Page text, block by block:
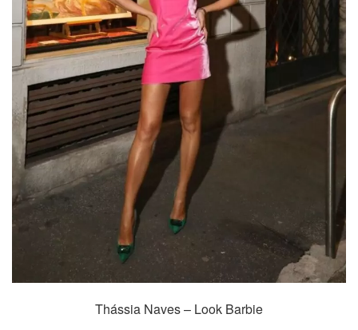
Thássia Naves – Look Barbie